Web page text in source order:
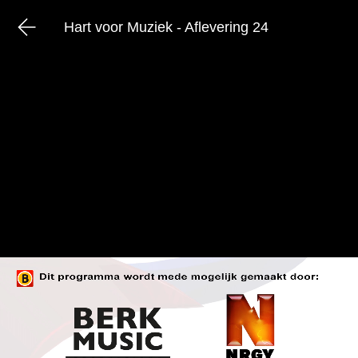
Hart voor Muziek - Aflevering 24